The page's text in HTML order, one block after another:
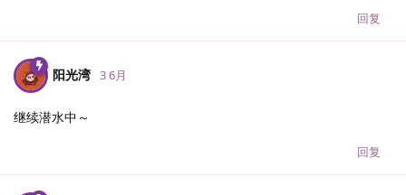
回复
阳光湾 3 6月
继续潜水中～
回复